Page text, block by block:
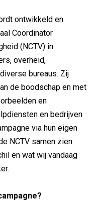
ontwikkeld en
Coördinator
(NCTV) in
overheid,
bureaus. Zij
de boodschap en met
en
en bedrijven
via hun eigen
NCTV samen zien:
en wat wij vandaag